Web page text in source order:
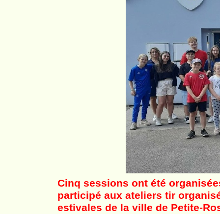
Cinq sessions ont été
participé aux ateliers tir
estivales de la ville de Petite-